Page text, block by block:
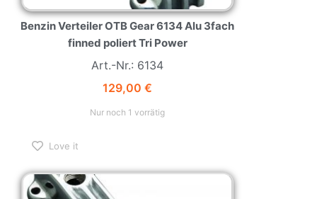
Benzin Verteiler OTB Gear 6134 Alu 3fach
finned poliert Tri Power
Art.-Nr.: 6134
129,00 €
Nur noch 1 vorrätig
Love it